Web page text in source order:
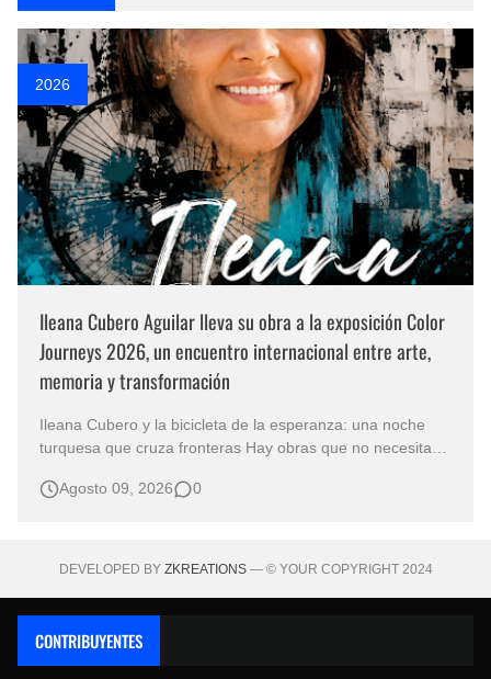
2026
Ileana Cubero Aguilar lleva su obra a la exposición Color
Journeys 2026, un encuentro internacional entre arte,
memoria y transformación
Ileana Cubero y la bicicleta de la esperanza: una noche
turquesa que cruza fronteras Hay obras que no necesitan
mundo reconocible. En Noche turqueza, de la artista
Agosto 09, 2026 0
DEVELOPED BY ZKREATIONS— © YOUR COPYRIGHT 2024
CONTRIBUYENTES